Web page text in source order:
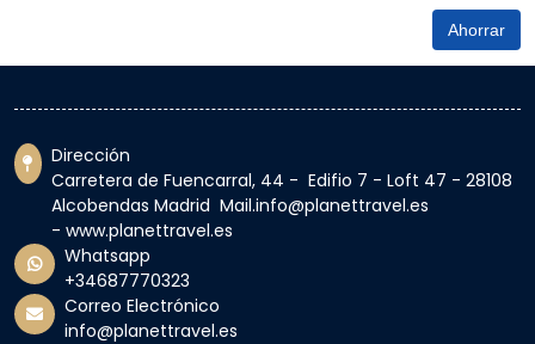
Ahorrar
Dirección
Carretera de Fuencarral, 44 - Edifio 7 - Loft 47 - 28108
Alcobendas Madrid Mail.info@planettravel.es
- www.planettravel.es
Whatsapp
+34687770323
Correo Electrónico
info@planettravel.es